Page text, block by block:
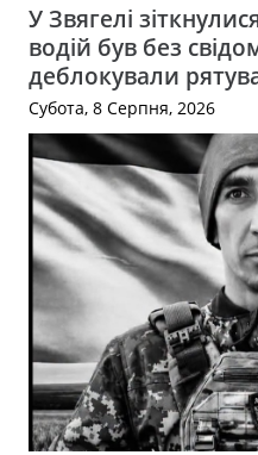
У Звягелі
водій був без
деблокували
Субота, 8 Серпня, 2026